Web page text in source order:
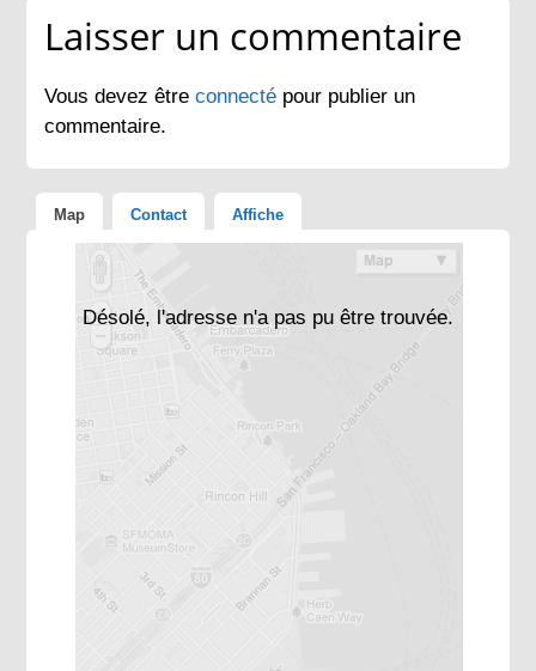
Laisser un commentaire
Vous devez êtreconnecté pour publier un
commentaire.
Map Contact Affiche
Désolé, l'adresse n'a pas pu être trouvée.